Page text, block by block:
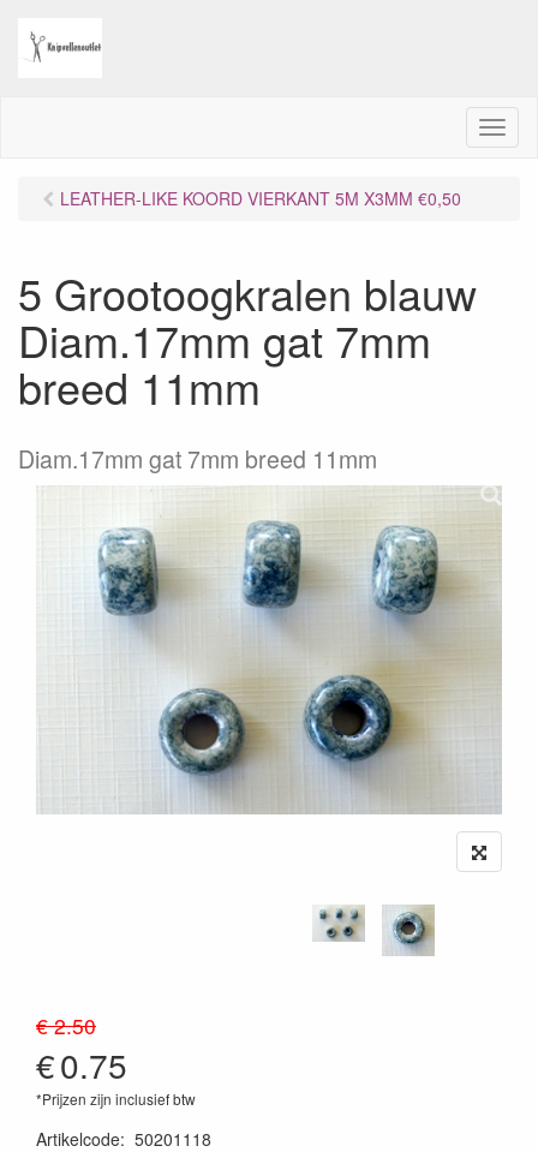
M
e
LEATHER-LIKE KOORD VIERKANT 5M X3MM €0,50
5 Grootoogkralen blauw
Diam.17mm gat 7mm
breed 11mm
Diam.17mm gat 7mm breed 11mm
€ 2.50
€0.75
*Prijzen zijn inclusief btw
Artikelcode: 50201118